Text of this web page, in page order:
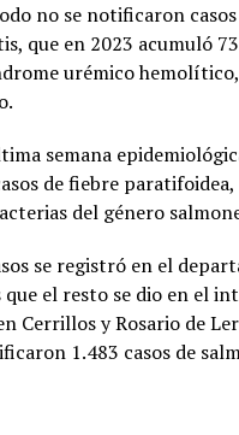
no se notificaron
que en 2023 acumuló
urémico
semana
de fiebre
del género
se registró en el
el resto se dio en el
Cerrillos y Rosario de
1.483 casos de